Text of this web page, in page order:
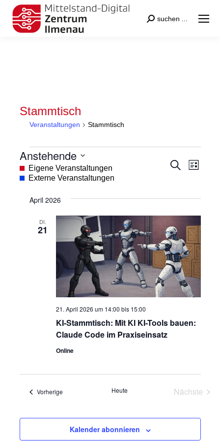
Search:
suchen ...
Stammtisch
Veranstaltungen Stammtisch
Veranstaltungen
und
Suche
Liste
Anstehende
Datum
wählen.
Eigene Veranstaltungen
Externe Veranstaltungen
April 2026
DI.
21
KI-Stammtisch: Mit KI KI-Tools bauen:
Claude Code im Praxiseinsatz
21. April 2026 um 14:00 bis 15:00
Online
VorherigeVeranstaltungen Heute
Nächste
Kalender abonnieren